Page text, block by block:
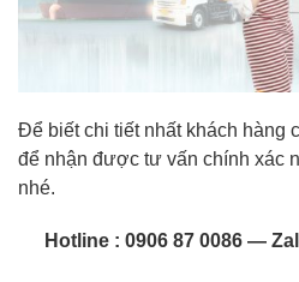
Để biết chi tiết nhất khách hàng
để nhận được tư vấn chính xác
nhé.
Hotline : 0906 87 0086 —